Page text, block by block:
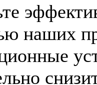
наших